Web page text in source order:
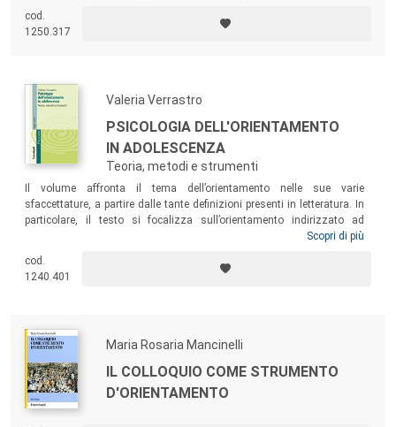
cod.
1250.317
Valeria Verrastro
PSICOLOGIA DELL'ORIENTAMENTO
IN ADOLESCENZA
Teoria, metodi e strumenti
Il volume affronta il tema dell’orientamento nelle sue varie
sfaccettature, a partire dalle tante definizioni presenti in letteratura. In
particolare, il testo si focalizza sull’orientamento indirizzato ad
adolescenti come strumento idoneo per accompagnarli in questa
come possano essere usate al meglio nell’affrontare i compiti di
sviluppo di questa età, preparandosi a quelli successivi.
Scopri di più
cod.
1240.401
Maria Rosaria Mancinelli
IL COLLOQUIO COME STRUMENTO
D'ORIENTAMENTO